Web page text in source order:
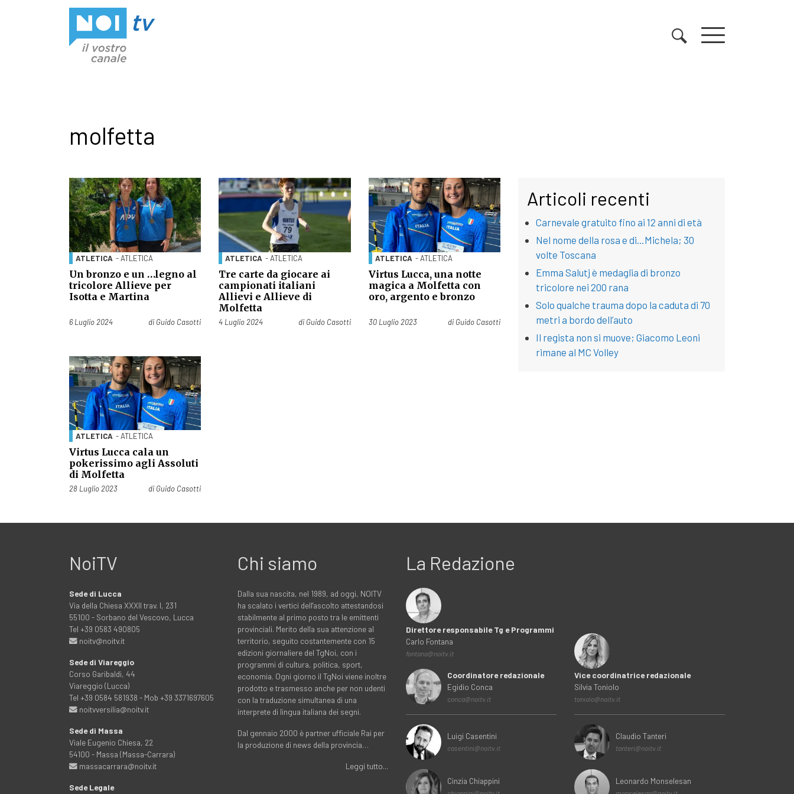
molfetta
ATLETICA - ATLETICA
Un bronzo e un …legno al
tricolore Allieve per
Isotta e Martina
Pubblicato il
6 Luglio 2024 di Guido Casotti
ATLETICA - ATLETICA
Tre carte da giocare ai
campionati italiani
Allievi e Allieve di
Molfetta
Pubblicato il
4 Luglio 2024 di Guido Casotti
ATLETICA - ATLETICA
Virtus Lucca, una notte
magica a Molfetta con
oro, argento e bronzo
Pubblicato il
30 Luglio 2023 di Guido Casotti
ATLETICA - ATLETICA
Virtus Lucca cala un
pokerissimo agli Assoluti
di Molfetta
Pubblicato il
28 Luglio 2023 di Guido Casotti
Articoli recenti
Carnevale gratuito fino ai 12 anni di età
Nel nome della rosa e di…Michela; 30
volte Toscana
Emma Salutj è medaglia di bronzo
tricolore nei 200 rana
Solo qualche trauma dopo la caduta di 70
metri a bordo dell’auto
Il regista non si muove; Giacomo Leoni
rimane al MC Volley
NoiTV
Sede di Lucca
Via della Chiesa XXXII trav. I, 231
55100 - Sorbano del Vescovo, Lucca
Tel +39 0583 490805
noitv@noitv.it
Sede di Viareggio
Corso Garibaldi, 44
Viareggio (Lucca)
Tel +39 0584 581938 - Mob +39 3371697605
noitvversilia@noitv.it
Sede di Massa
Viale Eugenio Chiesa, 22
54100 - Massa (Massa-Carrara)
massacarrara@noitv.it
Sede Legale
Chi siamo
Dalla sua nascita, nel 1989, ad oggi, NOITV
ha scalato i vertici dell'ascolto attestandosi
stabilmente al primo posto tra le emittenti
provinciali. Merito della sua attenzione al
territorio, seguito costantemente con 15
edizioni giornaliere del TgNoi, con i
programmi di cultura, politica, sport,
economia. Ogni giorno il TgNoi viene inoltre
prodotto e trasmesso anche per non udenti
con la traduzione simultanea di una
interprete di lingua italiana dei segni.
Dal gennaio 2000 è partner ufficiale Rai per
la produzione di news della provincia…
Leggi tutto...
La Redazione
Direttore responsabile Tg e Programmi
Carlo Fontana
fontana@noitv.it
Coordinatore redazionale
Egidio Conca
conca@noitv.it
Luigi Casentini
casentini@noitv.it
Cinzia Chiappini
Vice coordinatrice redazionale
Silvia Toniolo
toniolo@noitv.it
Claudio Tanteri
tanteri@noitv.it
Leonardo Monselesan